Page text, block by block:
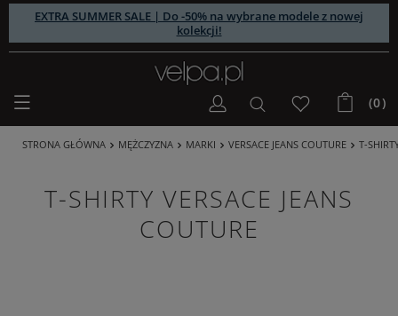
EXTRA SUMMER SALE | Do -50% na wybrane modele z nowej
kolekcji!
(0)
STRONA GŁÓWNA MĘŻCZYZNA MARKI VERSACE JEANS COUTURE T-
T-SHIRTY VERSACE JEANS
COUTURE